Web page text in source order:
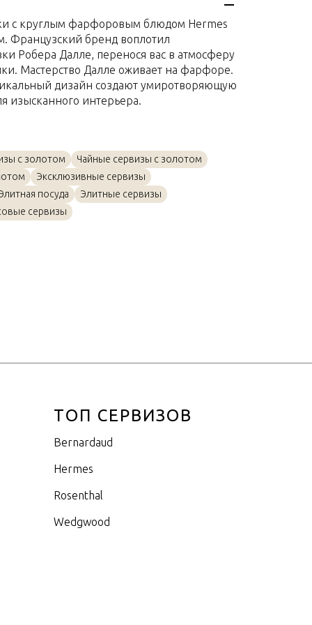
44смс круглым фарфоровым блюдом Hermes
Французский бренд воплотил
Робера Далле, перенося вас в атмосферу
Мастерство Далле оживает на фарфоре.
дизайн создают умиротворяющую
изысканного интерьера.
с золотом
Чайные сервизы с золотом
Эксклюзивные сервизы
посуда
Элитные сервизы
сервизы
ТОП СЕРВИЗОВ
Bernardaud
Hermes
Rosenthal
Wedgwood